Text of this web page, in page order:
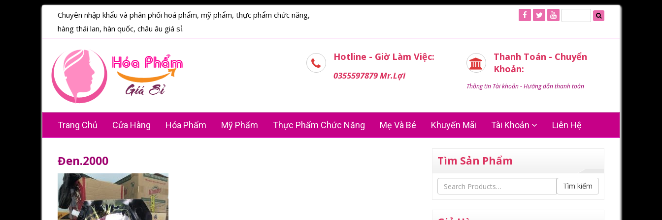
Chuyên nhập khẩu và phân phối hoá phẩm, mỹ phẩm, thực phẩm chức năng,
hàng thái lan, hàn quốc, châu âu giá sỉ.
Hotline - Giờ Làm Việc:
0355597879 Mr.Lợi
Thanh Toán - Chuyển
Khoản:
Thông tin Tài khoản - Hướng dẫn thanh toán
Trang Chủ Cửa Hàng Hóa Phẩm Mỹ Phẩm Thực Phẩm Chức Năng Mẹ Và Bé Khuyến Mãi Tài Khoản Liên Hệ
Đen.2000 Tìm Sản Phẩm
Tìm kiếm